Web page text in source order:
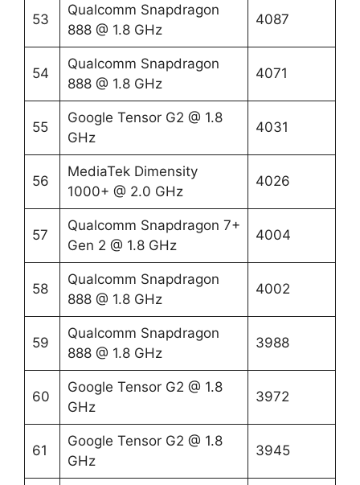
53
Qualcomm Snapdragon
888 @ 1.8 GHz
4087
54
Qualcomm Snapdragon
888 @ 1.8 GHz
4071
55
Google Tensor G2 @ 1.8
GHz
4031
56
MediaTek Dimensity
1000+ @ 2.0 GHz
4026
57
Qualcomm Snapdragon 7+
Gen 2 @ 1.8 GHz
4004
58
Qualcomm Snapdragon
888 @ 1.8 GHz
4002
59
Qualcomm Snapdragon
888 @ 1.8 GHz
3988
60
Google Tensor G2 @ 1.8
GHz
3972
61
Google Tensor G2 @ 1.8
GHz
3945